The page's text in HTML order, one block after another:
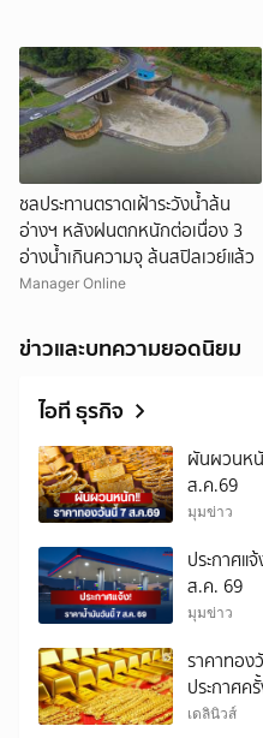
ชลประทานตราดเฝ้าระวังน้ำล้น
อ่างฯ หลังฝนตกหนักต่อเนื่อง 3
อ่างน้ำเกินความจุ ล้นสปิลเวย์แล้ว
Manager Online
ข่าวและบทความยอดนิยม
ไอที ธุรกิจ
ผันผวนห
ส.ค.69
มุมข่าว
ประกาศแ
ส.ค. 69
มุมข่าว
ราคาทอง
ประกาศค
เปลี่ยนแปลง
เดลินิวส์